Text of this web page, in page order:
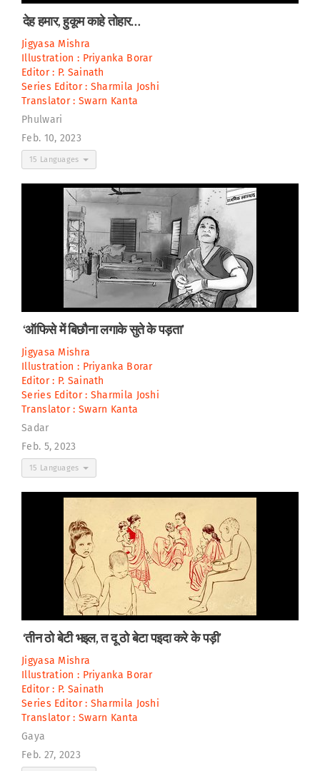
देह हमार, हुकूम काहे तोहार…
Jigyasa Mishra
Illustration : Priyanka Borar
Editor : P. Sainath
Series Editor : Sharmila Joshi
Translator : Swarn Kanta
Phulwari
Feb. 10, 2023
15 Languages
‘ऑफिसे में बिछौना लगाके सुते के पड़ता’
Jigyasa Mishra
Illustration : Priyanka Borar
Editor : P. Sainath
Series Editor : Sharmila Joshi
Translator : Swarn Kanta
Sadar
Feb. 5, 2023
15 Languages
‘तीन ठो बेटी भइल, त दू ठो बेटा पइदा करे के पड़ी’
Jigyasa Mishra
Illustration : Priyanka Borar
Editor : P. Sainath
Series Editor : Sharmila Joshi
Translator : Swarn Kanta
Gaya
Feb. 27, 2023